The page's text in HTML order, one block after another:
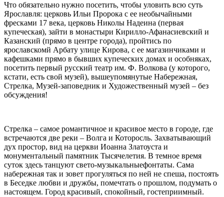
Что обязательно нужно посетить, чтобы уловить всю суть
Ярославля: церковь Ильи Пророка с ее необычайными
фресками 17 века, церковь Николы Надеина (первая
купеческая), зайти в монастыри Кирилло-Афанасиевский и
Казанский (прямо в центре города), пройтись по
ярославскомй Арбату улице Кирова, с ее магазинчиками и
кафешками прямо в бывших купеческих домах и особняках,
посетить первый русский театр им. Ф. Волкова (у которого,
кстати, есть свой музей), вышеупомянутые Набережная,
Стрелка, Музей-заповедник и Художественный музей – без
обсуждения!
Стрелка – самое романтичное и красивое место в городе, где
встречаются две реки – Волга и Которосль. Захватывающий
дух простор, вид на церкви Иоанна Златоуста и
монументальный памятник Тысячелетия. В темное время
суток здесь танцуют свето-музыкальныефонтаты. Сама
набережная так и зовет прогуляться по ней не спеша, постоять
в Беседке любви и дружбы, помечтать о прошлом, подумать о
настоящем. Город красивый, спокойный, гостеприимный.